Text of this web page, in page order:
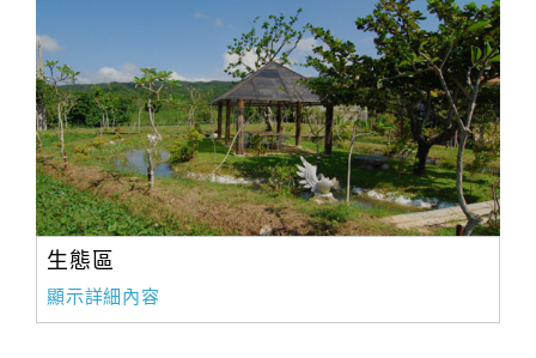
生態區
顯示詳細內容